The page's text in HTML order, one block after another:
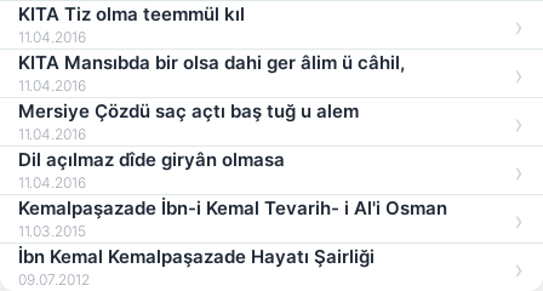
KITA Tiz olma teemmül kıl
11.04.2016
KITA Mansıbda bir olsa dahi ger âlim ü câhil,
11.04.2016
Mersiye Çözdü saç açtı baş tuğ u alem
11.04.2016
Dil açılmaz dîde giryân olmasa
11.04.2016
Kemalpaşazade İbn-i Kemal Tevarih- i Al'i Osman
11.03.2015
İbn Kemal Kemalpaşazade Hayatı Şairliği
09.07.2012